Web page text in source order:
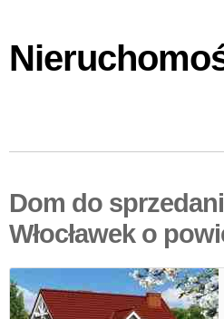
Dom do
Włocławek o